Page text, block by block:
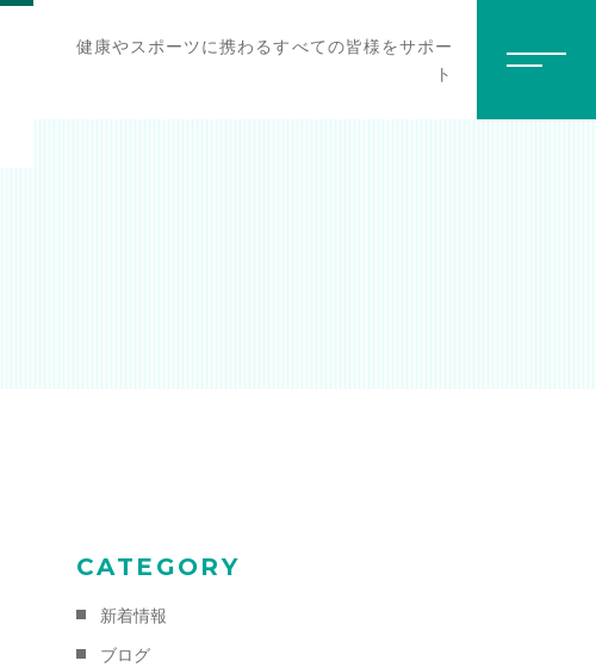
健康やスポーツに携わるすべての皆様をサポー
ト
CATEGORY
新着情報
ブログ